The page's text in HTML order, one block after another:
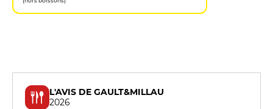
L'AVIS DE GAULT&MILLAU
2026